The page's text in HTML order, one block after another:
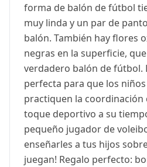
forma de balón de fútbol
muy linda y un par de
balón. También hay flores
negras en la superficie,
verdadero balón de fútbol.
perfecta para que los
practiquen la coordinación
toque deportivo a su
pequeño jugador de
enseñarles a tus hijos
juegan! Regalo perfecto: